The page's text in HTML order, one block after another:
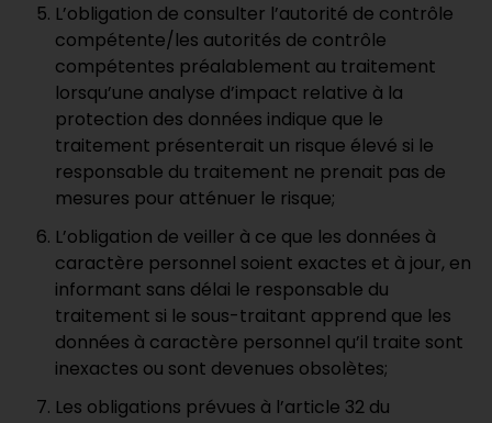
L’obligation de consulter l’autorité de contrôle
compétente/les autorités de contrôle
compétentes préalablement au traitement
lorsqu’une analyse d’impact relative à la
protection des données indique que le
traitement présenterait un risque élevé si le
responsable du traitement ne prenait pas de
mesures pour atténuer le risque;
L’obligation de veiller à ce que les données à
caractère personnel soient exactes et à jour, en
informant sans délai le responsable du
traitement si le sous-traitant apprend que les
données à caractère personnel qu’il traite sont
inexactes ou sont devenues obsolètes;
Les obligations prévues à l’article 32 du